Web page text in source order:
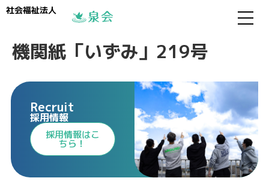
社会福祉法人
機関紙「いずみ」219号
Recruit
採用情報
⁩採用情報⁩はこ
ちら！